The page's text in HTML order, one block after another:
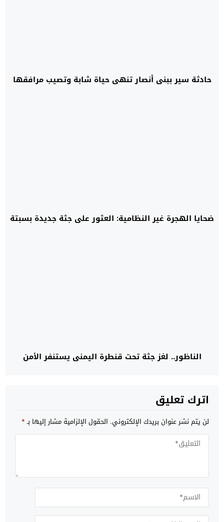
حادثة سير ببني أنصار تنهي حياة شابة وتصيب مرافقها
ضحايا الهجرة غير النظامية: العثور على جثة جديدة بسبتة
الناظور.. لغز جثة تحت قنطرة اليمني يستنفر الأمن
اترك تعليق
لن يتم نشر عنوان بريدك الإلكتروني. الحقول الإلزامية مشار إليها بـ*